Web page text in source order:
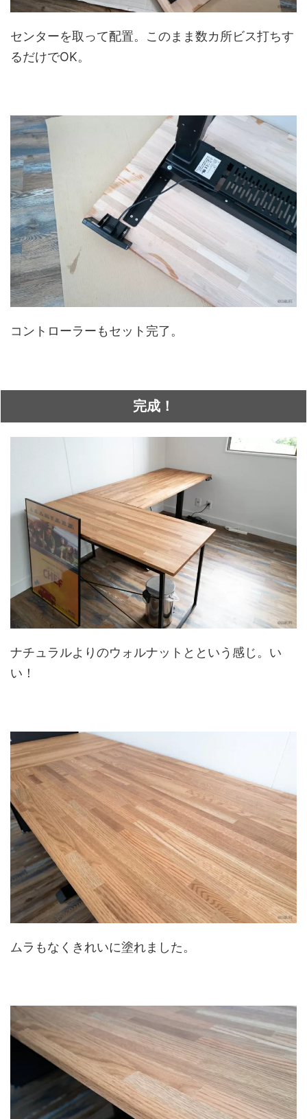
センターを取って配置。このまま数カ所ビス打ちす
るだけでOK。
コントローラーもセット完了。
完成！
ナチュラルよりのウォルナットとという感じ。い
い！
ムラもなくきれいに塗れました。